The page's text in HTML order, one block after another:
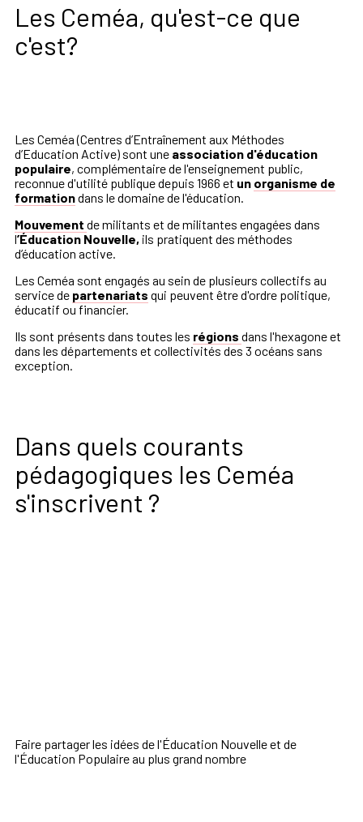
Les Ceméa, qu'est-ce que
c'est?
Les Ceméa (Centres d’Entraînement aux Méthodes
d’Education Active) sont une association d'éducation
populaire, complémentaire de l'enseignement public,
reconnue d'utilité publique depuis 1966 et un organisme de
formationdans le domaine de l'éducation.
Mouvement de militants et de militantes engagées dans
l’Éducation Nouvelle, ils pratiquent des méthodes
d’éducation active.
Les Ceméa sont engagés au sein de plusieurs collectifs au
service de partenariats qui peuvent être d'ordre politique,
éducatif ou financier.
Ils sont présents dans toutes les régions dans l'hexagone et
dans les départements et collectivités des 3 océans sans
exception.
Dans quels courants
pédagogiques les Ceméa
s'inscrivent ?
Faire partager les idées de l'Éducation Nouvelle et de
l'Éducation Populaire au plus grand nombre